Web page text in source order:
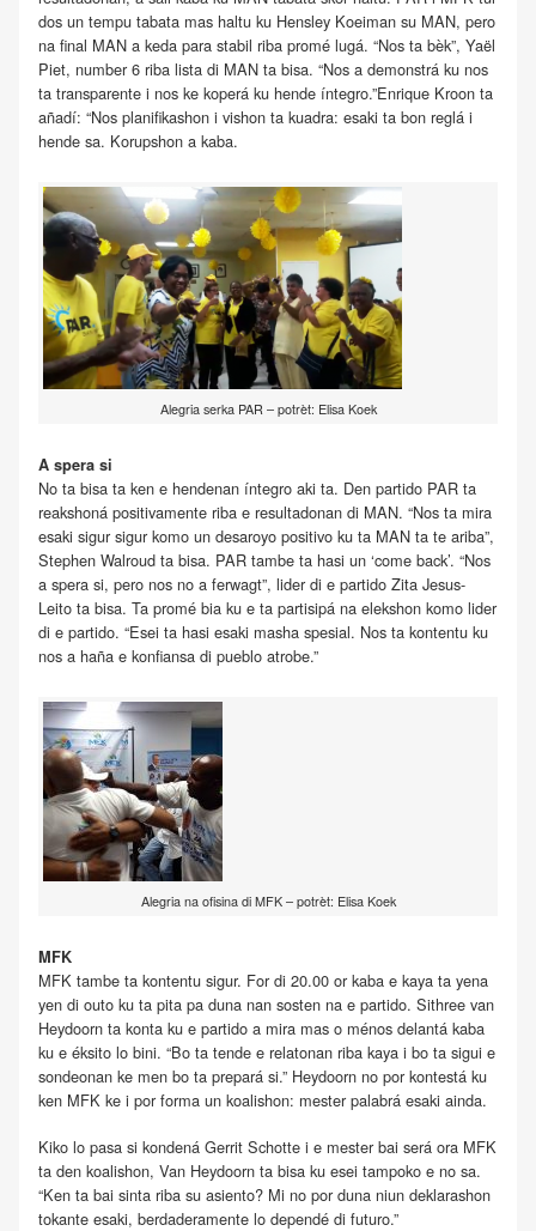
dos un tempu tabata mas haltu ku Hensley Koeiman su MAN, pero
na final MAN a keda para stabil riba promé lugá. “Nos ta bèk”, Yaël
Piet, number 6 riba lista di MAN ta bisa. “Nos a demonstrá ku nos
ta transparente i nos ke koperá ku hende íntegro.”Enrique Kroon ta
añadí: “Nos planifikashon i vishon ta kuadra: esaki ta bon reglá i
hende sa. Korupshon a kaba.
Alegria serka PAR – potrèt: Elisa Koek
A spera si
No ta bisa ta ken e hendenan íntegro aki ta. Den partido PAR ta
reakshoná positivamente riba e resultadonan di MAN. “Nos ta mira
esaki sigur sigur komo un desaroyo positivo ku ta MAN ta te ariba”,
Stephen Walroud ta bisa. PAR tambe ta hasi un ‘come back’. “Nos
a spera si, pero nos no a ferwagt”, lider di e partido Zita Jesus-
Leito ta bisa. Ta promé bia ku e ta partisipá na elekshon komo lider
di e partido. “Esei ta hasi esaki masha spesial. Nos ta kontentu ku
nos a haña e konfiansa di pueblo atrobe.”
Alegria na ofisina di MFK – potrèt: Elisa Koek
MFK
MFK tambe ta kontentu sigur. For di 20.00 or kaba e kaya ta yena
yen di outo ku ta pita pa duna nan sosten na e partido. Sithree van
Heydoorn ta konta ku e partido a mira mas o ménos delantá kaba
ku e éksito lo bini. “Bo ta tende e relatonan riba kaya i bo ta sigui e
sondeonan ke men bo ta prepará si.” Heydoorn no por kontestá ku
ken MFK ke i por forma un koalishon: mester palabrá esaki ainda.
Kiko lo pasa si kondená Gerrit Schotte i e mester bai será ora MFK
ta den koalishon, Van Heydoorn ta bisa ku esei tampoko e no sa.
“Ken ta bai sinta riba su asiento? Mi no por duna niun deklarashon
tokante esaki, berdaderamente lo dependé di futuro.”